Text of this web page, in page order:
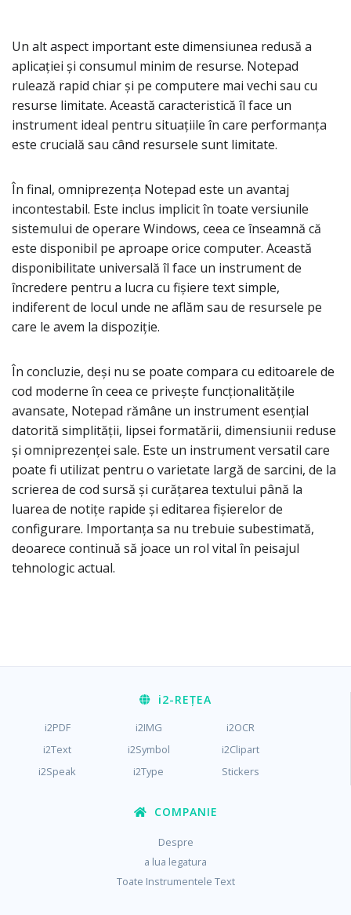
Un alt aspect important este dimensiunea redusă a
aplicației și consumul minim de resurse. Notepad
rulează rapid chiar și pe computere mai vechi sau cu
resurse limitate. Această caracteristică îl face un
instrument ideal pentru situațiile în care performanța
este crucială sau când resursele sunt limitate.
În final, omniprezența Notepad este un avantaj
incontestabil. Este inclus implicit în toate versiunile
sistemului de operare Windows, ceea ce înseamnă că
este disponibil pe aproape orice computer. Această
disponibilitate universală îl face un instrument de
încredere pentru a lucra cu fișiere text simple,
indiferent de locul unde ne aflăm sau de resursele pe
care le avem la dispoziție.
În concluzie, deși nu se poate compara cu editoarele de
cod moderne în ceea ce privește funcționalitățile
avansate, Notepad rămâne un instrument esențial
datorită simplității, lipsei formatării, dimensiunii reduse
și omniprezenței sale. Este un instrument versatil care
poate fi utilizat pentru o varietate largă de sarcini, de la
scrierea de cod sursă și curățarea textului până la
luarea de notițe rapide și editarea fișierelor de
configurare. Importanța sa nu trebuie subestimată,
deoarece continuă să joace un rol vital în peisajul
tehnologic actual.
i2-REȚEA
i2PDF i2IMG
i2OCR
i2Text
i2Symbol
i2Clipart
i2Speak
i2Type Stickers
COMPANIE
Despre
a lua legatura
Toate Instrumentele Text